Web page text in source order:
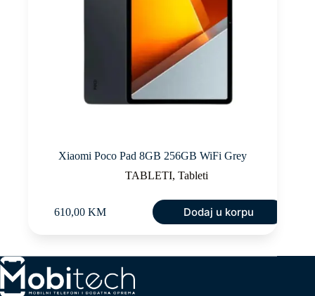
Xiaomi Poco Pad 8GB 256GB WiFi Grey
TABLETI,Tableti
610,00 KM Dodaj u korpu